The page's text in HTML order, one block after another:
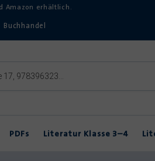
Amazon erhältlich.
Buchhandel
PDFs Literatur Klasse 3–4